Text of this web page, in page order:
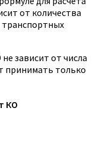
от количества
зависит от числа
принимать только
КО